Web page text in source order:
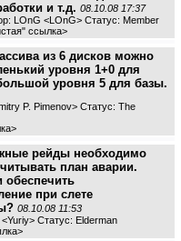
и т.д. 08.10.08 17:37
LOnG <LOnG> Статус: Member
ссылка>
из 6 дисков можно
уровня 1+0 для
уровня 5 для базы.
P. Pimenov> Статус: The
>
рейды необходимо
план аварии.
при слете
08.10.08 11:53
Статус: Elderman
>